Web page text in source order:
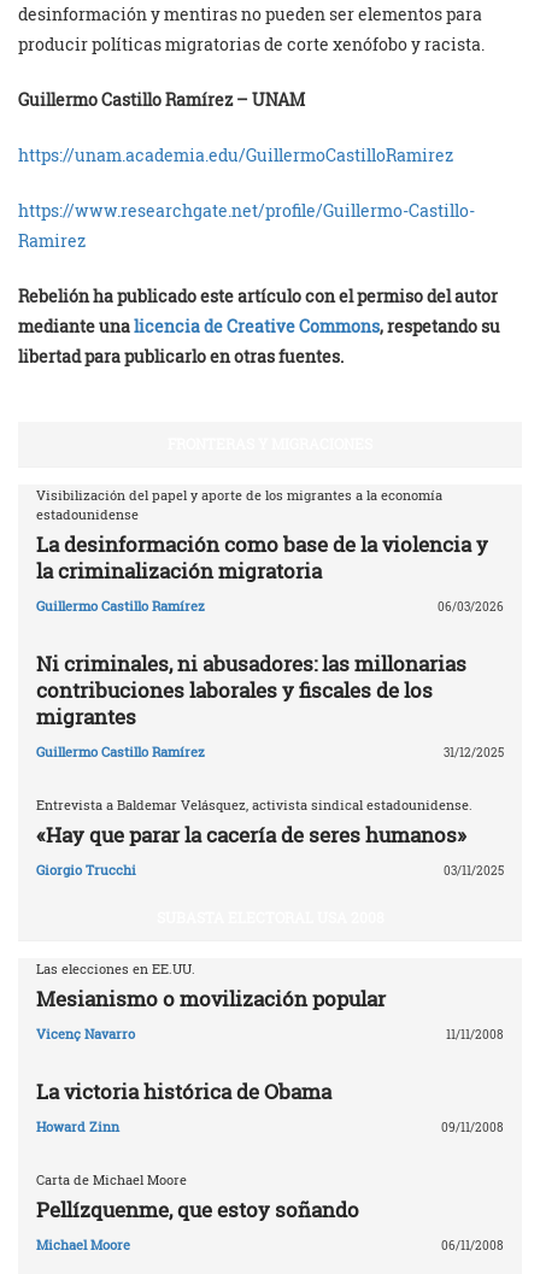
desinformación y mentiras no pueden ser elementos para
producir políticas migratorias de corte xenófobo y racista.
Guillermo Castillo Ramírez – UNAM
https://unam.academia.edu/GuillermoCastilloRamirez
https://www.researchgate.net/profile/Guillermo-Castillo-
Ramirez
Rebelión ha publicado este artículo con el permiso del autor
mediante unalicencia de Creative Commons, respetando su
libertad para publicarlo en otras fuentes.
Visibilización del papel y aporte de los migrantes a la economía
estadounidense
La desinformación como base de la violencia y
la criminalización migratoria
Guillermo Castillo Ramírez 06/03/2026
Ni criminales, ni abusadores: las millonarias
contribuciones laborales y fiscales de los
migrantes
Guillermo Castillo Ramírez 31/12/2025
Entrevista a Baldemar Velásquez, activista sindical estadounidense.
«Hay que parar la cacería de seres humanos»
Giorgio Trucchi 03/11/2025
Las elecciones en EE.UU.
Mesianismo o movilización popular
Vicenç Navarro 11/11/2008
La victoria histórica de Obama
Howard Zinn 09/11/2008
Carta de Michael Moore
Pellízquenme, que estoy soñando
Michael Moore 06/11/2008